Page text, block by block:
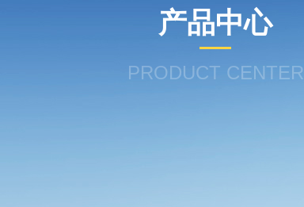
产品中心
PRODUCT CENTER